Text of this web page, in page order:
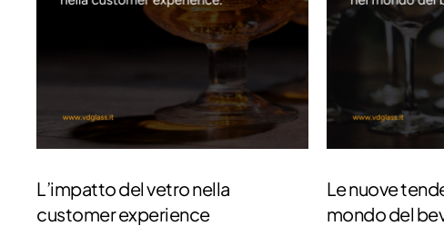
L’impatto del vetro nella
customer experience
Le nuove
mondo del